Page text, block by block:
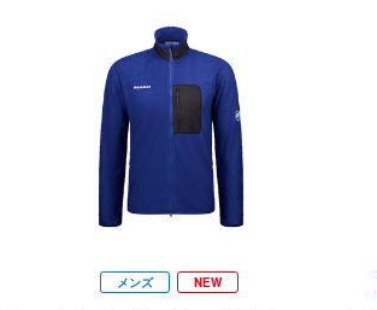
メンズ NEW